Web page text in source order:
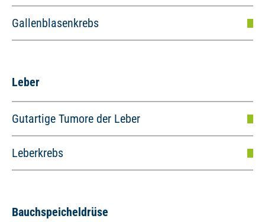
Gallenblasenkrebs
Leber
Gutartige Tumore der Leber
Leberkrebs
Bauchspeicheldrüse